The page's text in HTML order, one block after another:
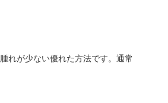
れが少ない優れた方法です。通常